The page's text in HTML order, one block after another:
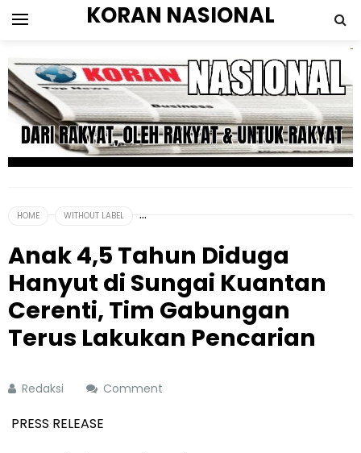
KORAN NASIONAL
HOME WITHOUT LABEL
Anak 4,5 Tahun Diduga
Hanyut di Sungai Kuantan
Cerenti, Tim Gabungan
Terus Lakukan Pencarian
Redaksi Comment
PRESS RELEASE